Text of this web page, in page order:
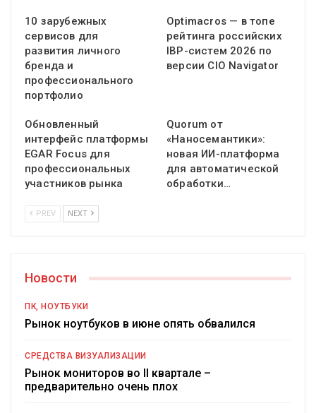
10 зарубежных
сервисов для
развития личного
бренда и
профессионального
портфолио
Optimacros — в топе
рейтинга российских
IBP-систем 2026 по
версии CIO Navigator
Обновленный
интерфейс платформы
EGAR Focus для
профессиональных
участников рынка
Quorum от
«Наносемантики»:
новая ИИ-платформа
для автоматической
обработки…
PREV NEXT
Новости
ПК, НОУТБУКИ
Рынок ноутбуков в июне опять обвалился
СРЕДСТВА ВИЗУАЛИЗАЦИИ
Рынок мониторов во II квартале –
предварительно очень плох